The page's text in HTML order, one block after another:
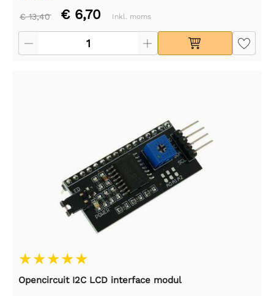
€ 13,40 € 6,70 Inkl. moms
Opencircuit I2C LCD interface modul